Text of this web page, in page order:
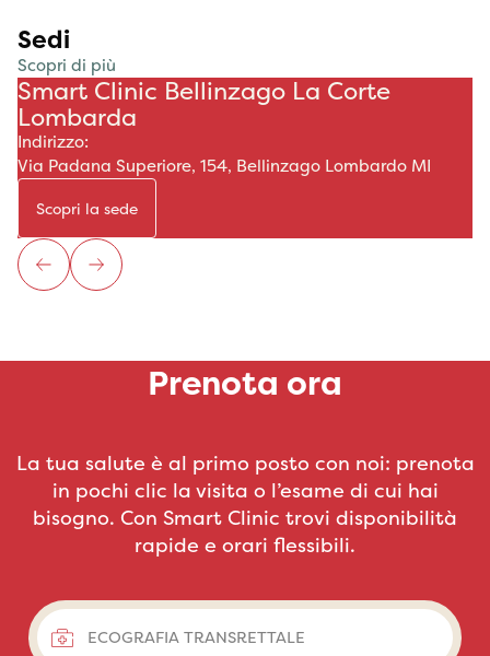
Sedi
Scopri di più
Smart Clinic Bellinzago La Corte
Lombarda
Indirizzo:
Via Padana Superiore, 154, Bellinzago Lombardo MI
Scopri la sede